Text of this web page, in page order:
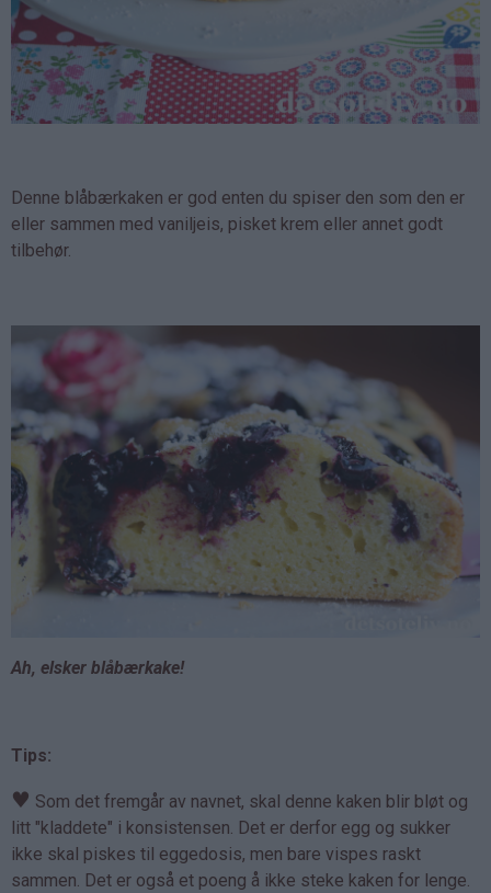
Denne blåbærkaken er god enten du spiser den som den er
eller sammen med vaniljeis, pisket krem eller annet godt
tilbehør.
Ah, elsker blåbærkake!
Tips:
♥ Som det fremgår av navnet, skal denne kaken blir bløt og
litt "kladdete" i konsistensen. Det er derfor egg og sukker
ikke skal piskes til eggedosis, men bare vispes raskt
sammen. Det er også et poeng å ikke steke kaken for lenge.